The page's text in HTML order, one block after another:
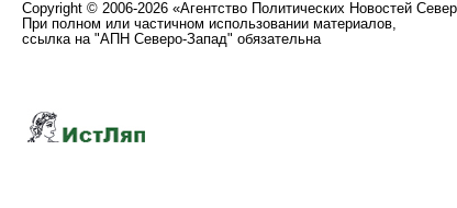
Copyright © 2006-2026 «Агентство Политических Новостей
При полном или частичном использовании материалов,
ссылка на "АПН Северо-Запад" обязательна